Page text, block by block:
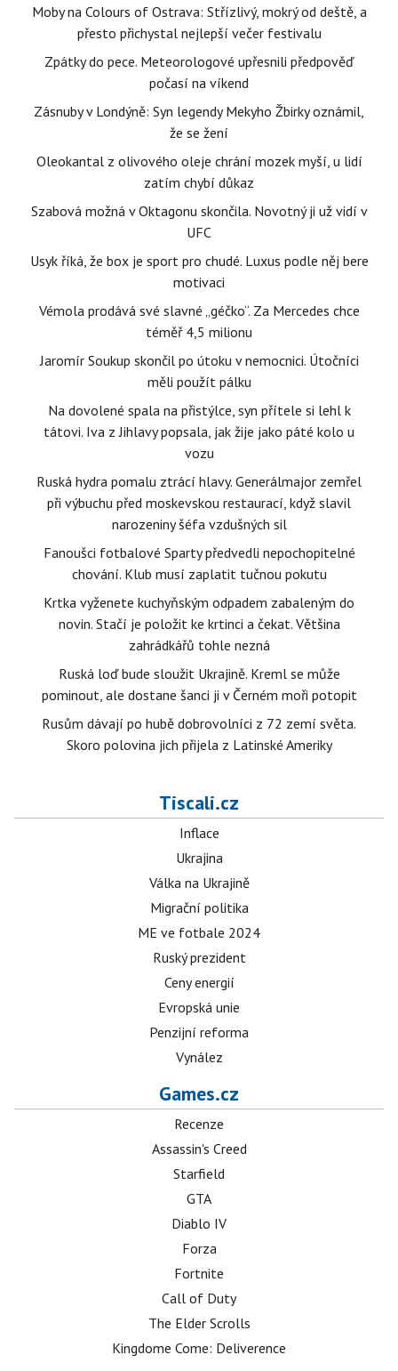
Moby na Colours of Ostrava: Střízlivý, mokrý od deště, a
přesto přichystal nejlepší večer festivalu
Zpátky do pece. Meteorologové upřesnili předpověď
počasí na víkend
Zásnuby v Londýně: Syn legendy Mekyho Žbirky oznámil,
že se žení
Oleokantal z olivového oleje chrání mozek myší, u lidí
zatím chybí důkaz
Szabová možná v Oktagonu skončila. Novotný ji už vidí v
UFC
Usyk říká, že box je sport pro chudé. Luxus podle něj bere
motivaci
Vémola prodává své slavné „géčko“. Za Mercedes chce
téměř 4,5 milionu
Jaromír Soukup skončil po útoku v nemocnici. Útočníci
měli použít pálku
Na dovolené spala na přistýlce, syn přítele si lehl k
tátovi. Iva z Jihlavy popsala, jak žije jako páté kolo u
vozu
Ruská hydra pomalu ztrácí hlavy. Generálmajor zemřel
při výbuchu před moskevskou restaurací, když slavil
narozeniny šéfa vzdušných sil
Fanoušci fotbalové Sparty předvedli nepochopitelné
chování. Klub musí zaplatit tučnou pokutu
Krtka vyženete kuchyňským odpadem zabaleným do
novin. Stačí je položit ke krtinci a čekat. Většina
zahrádkářů tohle nezná
Ruská loď bude sloužit Ukrajině. Kreml se může
pominout, ale dostane šanci ji v Černém moři potopit
Rusům dávají po hubě dobrovolníci z 72 zemí světa.
Skoro polovina jich přijela z Latinské Ameriky
Tiscali.cz
Inflace
Ukrajina
Válka na Ukrajině
Migrační politika
ME ve fotbale 2024
Ruský prezident
Ceny energií
Evropská unie
Penzijní reforma
Vynález
Games.cz
Recenze
Assassin's Creed
Starfield
GTA
Diablo IV
Forza
Fortnite
Call of Duty
The Elder Scrolls
Kingdome Come: Deliverence